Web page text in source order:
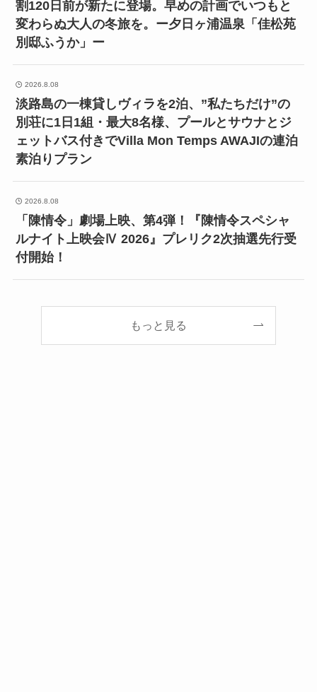
割120日前が新たに登場。早めの計画でいつもと
変わらぬ大人の冬旅を。ー夕日ヶ浦温泉「佳松苑
別邸ふうか」ー
2026.8.08
淡路島の一棟貸しヴィラを2泊、”私たちだけ”の
別荘に1日1組・最大8名様、プールとサウナとジ
ェットバス付きでVilla Mon Temps AWAJIの連泊
素泊りプラン
2026.8.08
「陳情令」劇場上映、第4弾！『陳情令スペシャ
ルナイト上映会Ⅳ 2026』プレリク2次抽選先行受
付開始！
もっと見る